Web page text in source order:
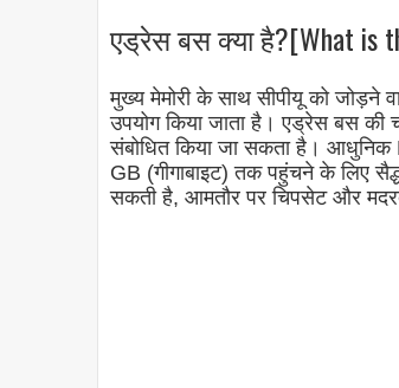
एड्रेस बस क्या है?[What is
मुख्य मेमोरी के साथ सीपीयू को जोड़ने
उपयोग किया जाता है। एड्रेस बस की
संबोधित किया जा सकता है।
GB (गीगाबाइट) तक पहुंचने के लिए
सकती है, आमतौर पर चिपसेट और